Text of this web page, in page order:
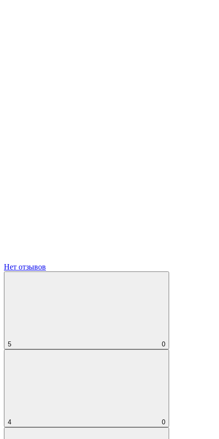
Нет отзывов
5 0
4 0